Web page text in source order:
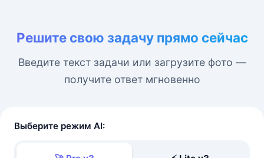
Решите свою задачу прямо сейчас
Введите текст задачи или загрузите фото —
получите ответ мгновенно
Выберите режим AI: